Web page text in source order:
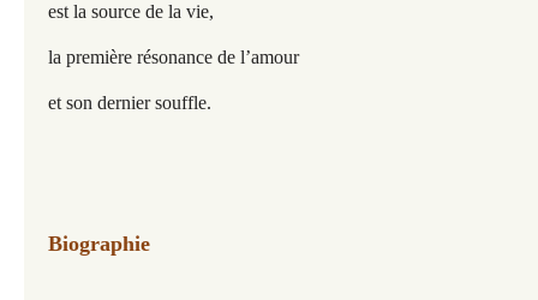
est la source de la vie,
la première résonance de l’amour
et son dernier souffle.
Biographie